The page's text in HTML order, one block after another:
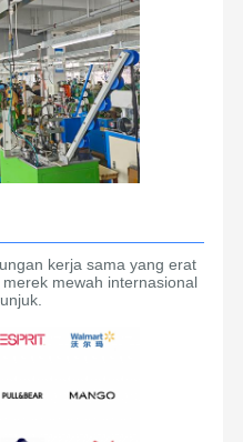
kerja sama yang erat
mewah internasional